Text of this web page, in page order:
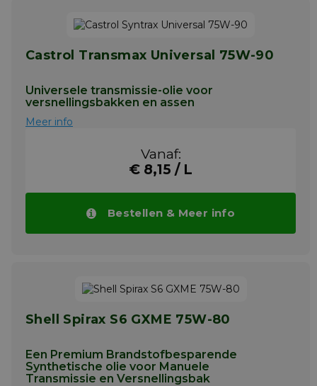
Castrol Transmax Universal 75W-90
Universele transmissie-olie voor
versnellingsbakken en assen
Meer info
Vanaf:
€ 8,15 / L
Bestellen & Meer info
Shell Spirax S6 GXME 75W-80
Een Premium Brandstofbesparende
Synthetische olie voor Manuele
Transmissie en Versnellingsbak